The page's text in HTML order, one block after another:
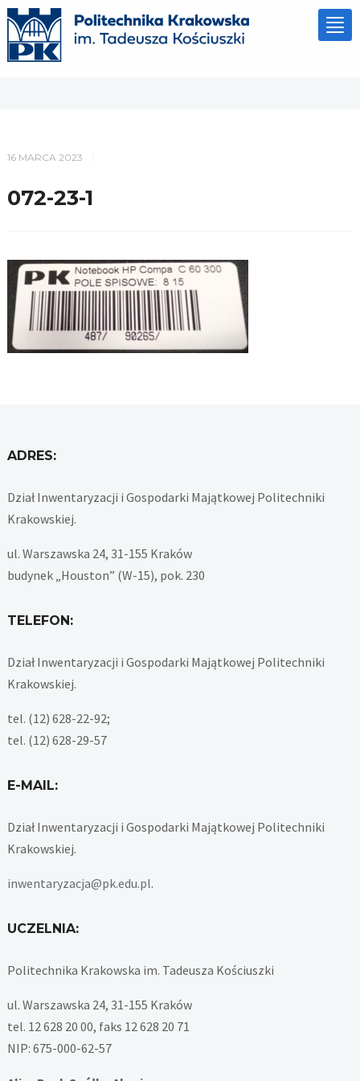
16 MARCA 2023
072-23-1
ADRES:
Dział Inwentaryzacji i Gospodarki Majątkowej Politechniki
Krakowskiej.
ul. Warszawska 24, 31-155 Kraków
budynek „Houston” (W-15), pok. 230
TELEFON:
Dział Inwentaryzacji i Gospodarki Majątkowej Politechniki
Krakowskiej.
tel. (12) 628-22-92;
tel. (12) 628-29-57
E-MAIL:
Dział Inwentaryzacji i Gospodarki Majątkowej Politechniki
Krakowskiej.
inwentaryzacja@pk.edu.pl.
UCZELNIA:
Politechnika Krakowska im. Tadeusza Kościuszki
ul. Warszawska 24, 31-155 Kraków
tel. 12 628 20 00, faks 12 628 20 71
NIP: 675-000-62-57